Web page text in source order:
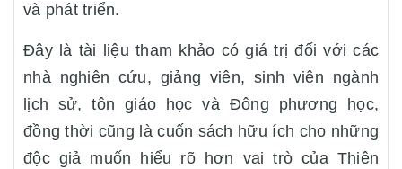
và phát triển.
Đây là tài liệu tham khảo có giá trị đối với các
nhà nghiên cứu, giảng viên, sinh viên ngành
lịch sử, tôn giáo học và Đông phương học,
đồng thời cũng là cuốn sách hữu ích cho những
độc giả muốn hiểu rõ hơn vai trò của Thiên